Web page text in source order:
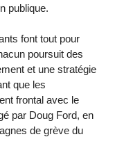
publique.
font tout pour
poursuit des
et une stratégie
que les
frontal avec le
par Doug Ford, en
de grève du